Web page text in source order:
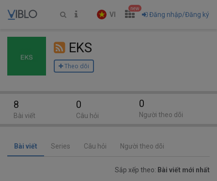
VI
new
Đăng nhập/Đăng ký
EKS
Theo dõi
Bài viết Series Câu hỏi Người theo dõi
Sắp xếp theo: Bài viết mới nhất
8
Bài viết
0
Câu hỏi
0
Người theo dõi